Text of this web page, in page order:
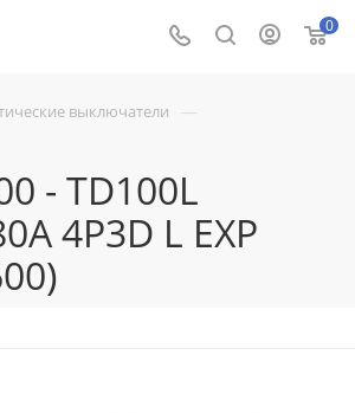
0
выключатели —
- TD100L
4P3D L EXP